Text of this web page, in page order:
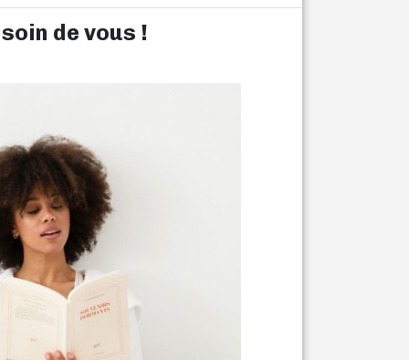
de vous !